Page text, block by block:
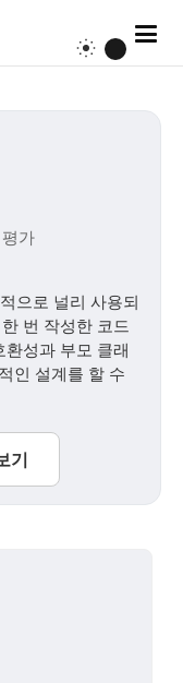
가
으로 널리 사용되
번 작성한 코드
성과 부모 클래
인 설계를 할 수
기